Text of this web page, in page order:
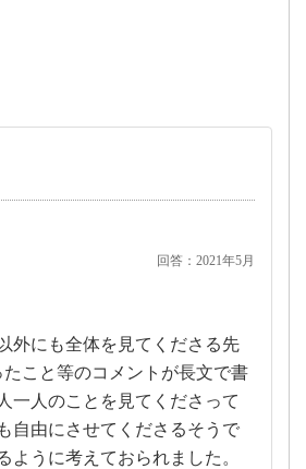
回答：2021年5月
外にも全体を見てくださる先
こと等のコメントが長文で書
一人のことを見てくださって
自由にさせてくださるそうで
うに考えておられました。